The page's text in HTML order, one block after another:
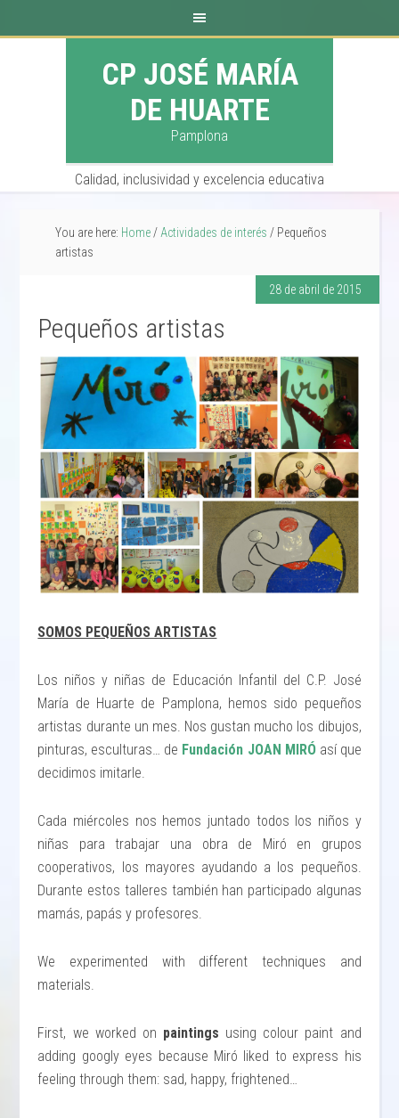
CP JOSÉ MARÍA
DE HUARTE
Pamplona
Calidad, inclusividad y excelencia educativa
You are here: Home / Actividades de interés / Pequeños
artistas
28 de abril de 2015
Pequeños artistas
SOMOS PEQUEÑOS ARTISTAS
Los niños y niñas de Educación Infantil del C.P. José
María de Huarte de Pamplona, hemos sido pequeños
artistas durante un mes. Nos gustan mucho los dibujos,
pinturas, esculturas… de Fundación JOAN MIRÓasí que
decidimos imitarle.
Cada miércoles nos hemos juntado todos los niños y
niñas para trabajar una obra de Miró en grupos
cooperativos, los mayores ayudando a los pequeños.
Durante estos talleres también han participado algunas
mamás, papás y profesores.
We experimented with different techniques and
materials.
First, we worked on paintings using colour paint and
adding googly eyes because Miró liked to express his
feeling through them: sad, happy, frightened…